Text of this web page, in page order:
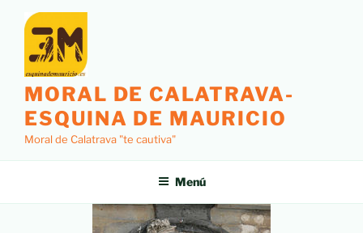
MORAL DE CALATRAVA-
ESQUINA DE MAURICIO
Moral de Calatrava "te cautiva"
Menú